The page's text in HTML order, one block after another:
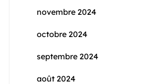
novembre 2024
octobre 2024
septembre 2024
août 2024